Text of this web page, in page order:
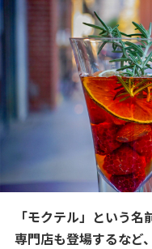
「モクテル」という名
専門店も登場するなど